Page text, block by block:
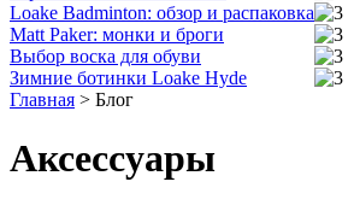
Loake Badminton: обзор и распаковка
Matt Paker: монки и броги
Выбор воска для обуви
Зимние ботинки Loake Hyde
Главная > Блог
Аксессуары